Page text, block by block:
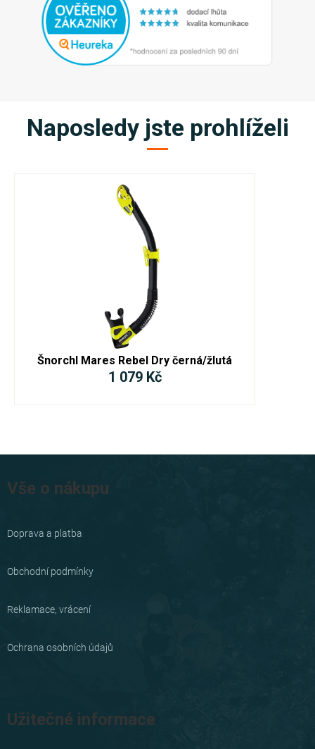
Naposledy jste prohlíželi
Šnorchl Mares Rebel Dry černá/žlutá
1 079 Kč
á
a
Vše o nákupu
Doprava a platba
Obchodní podmínky
Reklamace, vrácení
Ochrana osobních údajů
Užitečné informace